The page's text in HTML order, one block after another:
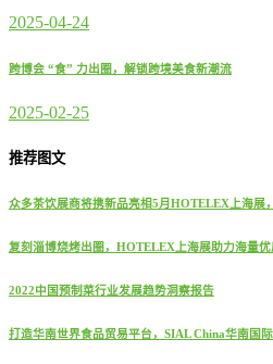
2025-04-24
跨博会 “食” 力出圈，解锁跨境美食新潮流
2025-02-25
推荐图文
众多茶饮展商将携新品亮相5月HOTELEX上海展
复刻淄博烧烤出圈，HOTELEX上海展助力海量
2022中国预制菜行业发展趋势洞察报告
打造华南世界食品贸易平台，SIAL China华南国